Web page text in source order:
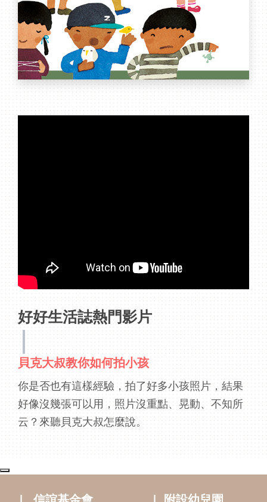
好好生活誌熱門影片
貝克大叔教你如何拍小孩
你是否也有這樣經驗，拍了好多小孩照片，結果
好像沒幾張可以用，照片沒重點、晃動、不知所
云？來聽貝克大叔怎麼說。